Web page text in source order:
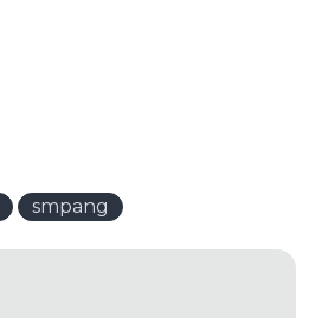
smpang